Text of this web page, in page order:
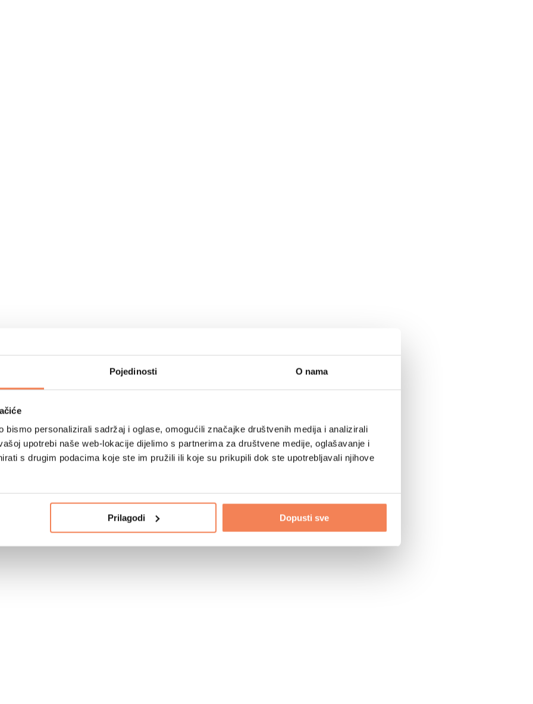
Pojedinosti O nama
bismo personalizirali sadržaj i oglase, omogućili značajke društvenih medija i analizirali
upotrebi naše web-lokacije dijelimo s partnerima za društvene medije, oglašavanje i
s drugim podacima koje ste im pružili ili koje su prikupili dok ste upotrebljavali njihove
Prilagodi Dopusti sve